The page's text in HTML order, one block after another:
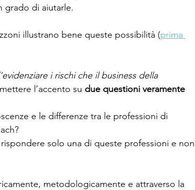
grado di aiutarle.
illustrano bene queste possibilità (prima
i rischi che il business della
l’accento su due questioni veramente
e le differenze tra le professioni di
solo una di queste professioni e non
metodologicamente e attraverso la